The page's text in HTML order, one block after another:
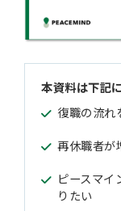
本資料は下記
復職の流れ
再休職者が
ピースマイ
りたい